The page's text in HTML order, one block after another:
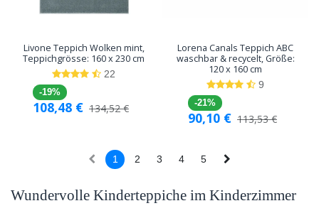
Livone Teppich Wolken mint,
Teppichgrösse: 160 x 230 cm
22
-19%
108,48 € 134,52€
Lorena Canals Teppich ABC
waschbar & recycelt, Größe:
120 x 160 cm
9
-21%
90,10 € 113,53€
1 2 3 4 5
Wundervolle Kinderteppiche im Kinderzimmer